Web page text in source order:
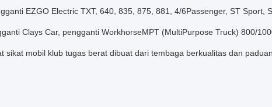
EZGO Electric TXT, 640, 835, 875, 881, 4/6Passenger, ST Sport,
Clays Car, pengganti WorkhorseMPT (MultiPurpose Truck) 800/
sikat mobil klub tugas berat dibuat dari tembaga berkualitas dan